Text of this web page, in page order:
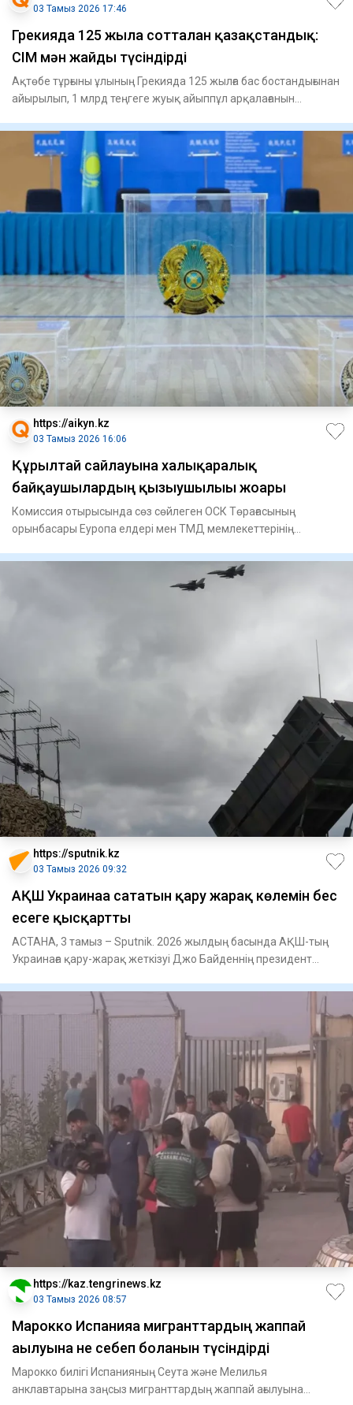
03 Тамыз 2026 17:46
Грекияда 125 жылға сотталған қазақстандық:
СІМ мән жайды түсіндірді
Ақтөбе тұрғыны ұлының Грекияда 125 жылға бас бостандығынан
айырылып, 1 млрд теңгеге жуық айыппұл арқалағанын
https://aikyn.kz
03 Тамыз 2026 16:06
Құрылтай сайлауына халықаралық
байқаушылардың қызығушылығы жоғары
Комиссия отырысында сөз сөйлеген ОСК Төрағасының
орынбасары Еуропа елдері мен ТМД мемлекеттерінің
https://sputnik.kz
03 Тамыз 2026 09:32
АҚШ Украинаға сататын қару жарақ көлемін бес
есеге қысқартты
АСТАНА, 3 тамыз – Sputnik. 2026 жылдың басында АҚШ-тың
Украинаға қару-жарақ жеткізуі Джо Байденнің президент
https://kaz.tengrinews.kz
03 Тамыз 2026 08:57
Марокко Испанияға мигранттардың жаппай
ағылуына не себеп болғанын түсіндірді
Марокко билігі Испанияның Сеута және Мелилья
анклавтарына заңсыз мигранттардың жаппай ағылуына